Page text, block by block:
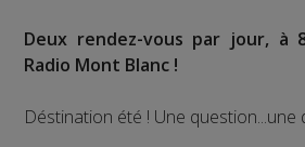
Deux rendez-vous par jour, à
Radio Mont Blanc !
Déstination été ! Une question...une